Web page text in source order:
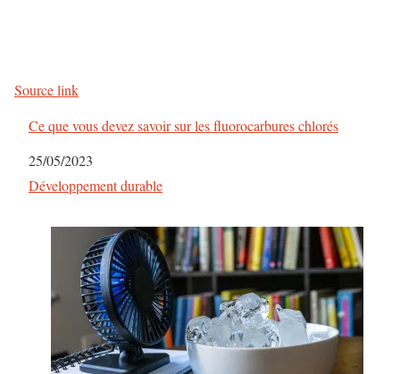
Source link
Ce que vous devez savoir sur les fluorocarbures chlorés
Date
25/05/2023
Par rapport à
Développement durable